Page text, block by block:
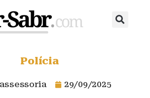
Polícia
29/09/2025